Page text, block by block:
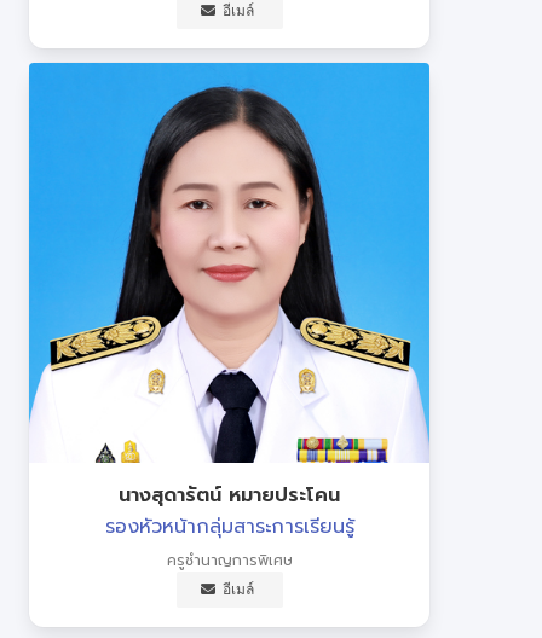
อีเมล์
นางสุดารัตน์ หมายประโคน
รองหัวหน้ากลุ่มสาระการเรียนรู้
ครูชำนาญการพิเศษ
อีเมล์